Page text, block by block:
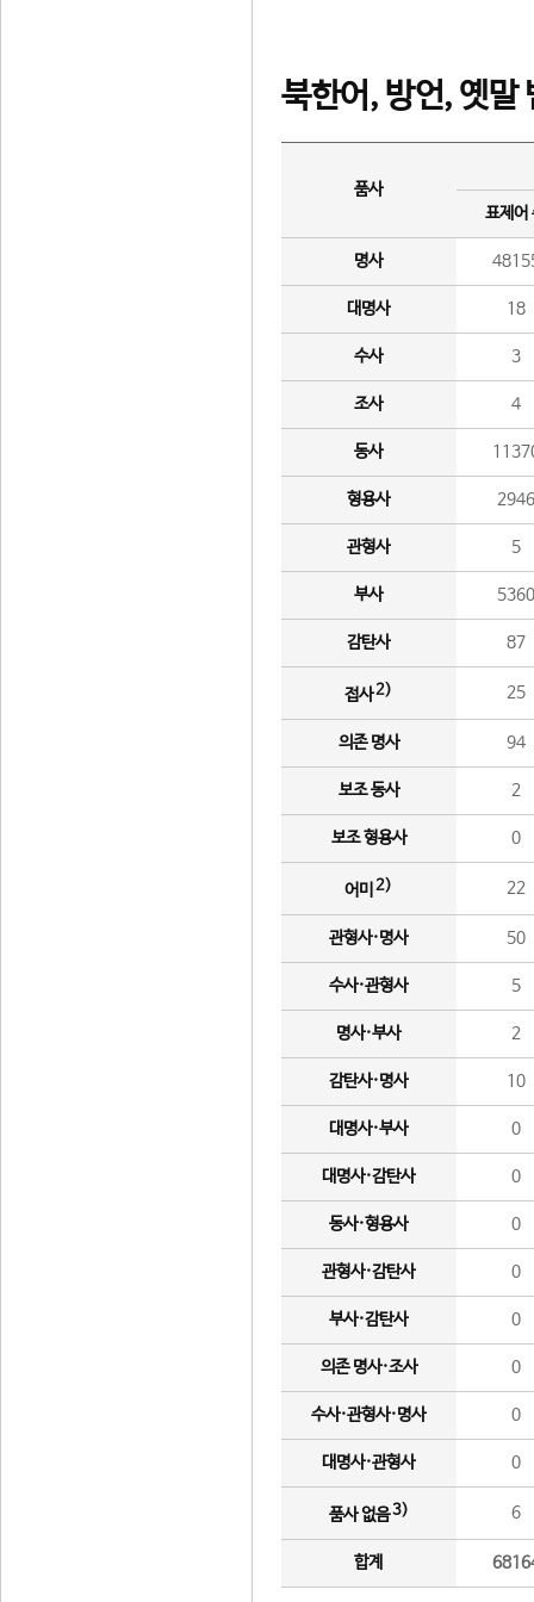
북한어, 방언, 옛말
품사
표제어
명사
대명사 18
수사 3
조사 4
동사
형용사 2946
관형사 5
부사 5360
감탄사 87
접사2) 25
의존 명사 94
보조 동사 2
보조 형용사 0
어미 2) 22
관형사·명사 50
수사·관형사 5
명사·부사 2
감탄사·명사 10
대명사·부사 0
대명사·감탄사 0
동사·형용사 0
관형사·감탄사 0
부사·감탄사 0
의존 명사·조사 0
수사·관형사·명사 0
대명사·관형사 0
품사 없음3) 6
합계